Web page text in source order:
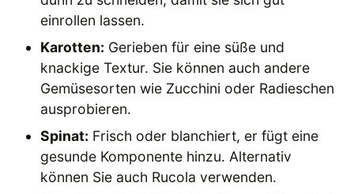
einrollen lassen.
Karotten: Gerieben für eine süße und
knackige Textur. Sie können auch andere
Gemüsesorten wie Zucchini oder Radieschen
ausprobieren.
Spinat: Frisch oder blanchiert, er fügt eine
gesunde Komponente hinzu. Alternativ
können Sie auch Rucola verwenden.